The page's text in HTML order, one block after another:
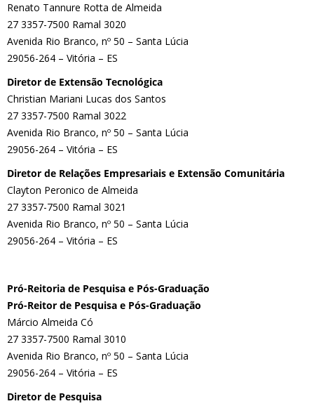
Renato Tannure Rotta de Almeida
27 3357-7500 Ramal 3020
Avenida Rio Branco, nº 50 – Santa Lúcia
29056-264 – Vitória – ES
Diretor de Extensão Tecnológica
Christian Mariani Lucas dos Santos
27 3357-7500 Ramal 3022
Avenida Rio Branco, nº 50 – Santa Lúcia
29056-264 – Vitória – ES
Diretor de Relações Empresariais e Extensão Comunitária
Clayton Peronico de Almeida
27 3357-7500 Ramal 3021
Avenida Rio Branco, nº 50 – Santa Lúcia
29056-264 – Vitória – ES
Pró-Reitoria de Pesquisa e Pós-Graduação
Pró-Reitor de Pesquisa e Pós-Graduação
Márcio Almeida Có
27 3357-7500 Ramal 3010
Avenida Rio Branco, nº 50 – Santa Lúcia
29056-264 – Vitória – ES
Diretor de Pesquisa